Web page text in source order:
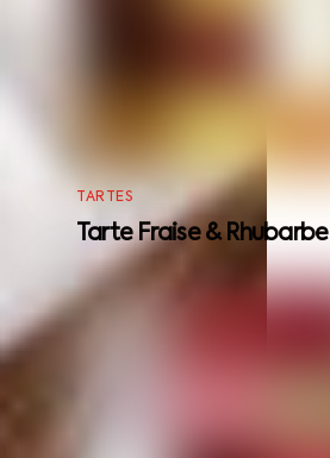
TARTES
Tarte Fraise & Rhubarbe